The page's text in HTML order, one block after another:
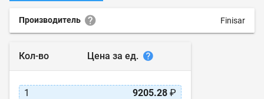
Производитель Finisar
Кол-во Цена за ед.
1 9205.28 ₽